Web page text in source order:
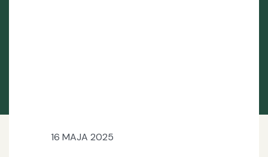
16 MAJA 2025